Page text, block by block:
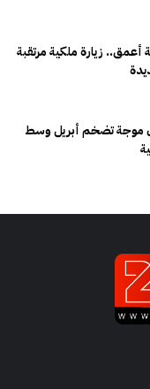
زيارة ملكية مرتقبة
موجة تضخم أبريل وسط